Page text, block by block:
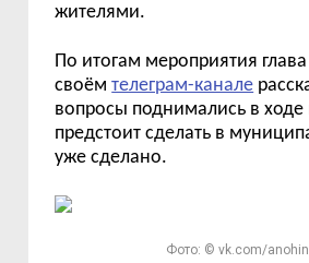
жителями.
По итогам мероприятия
своёмтелеграм-канале
вопросы поднимались в ходе
предстоит сделать в
уже сделано.
Фото: © vk.com/